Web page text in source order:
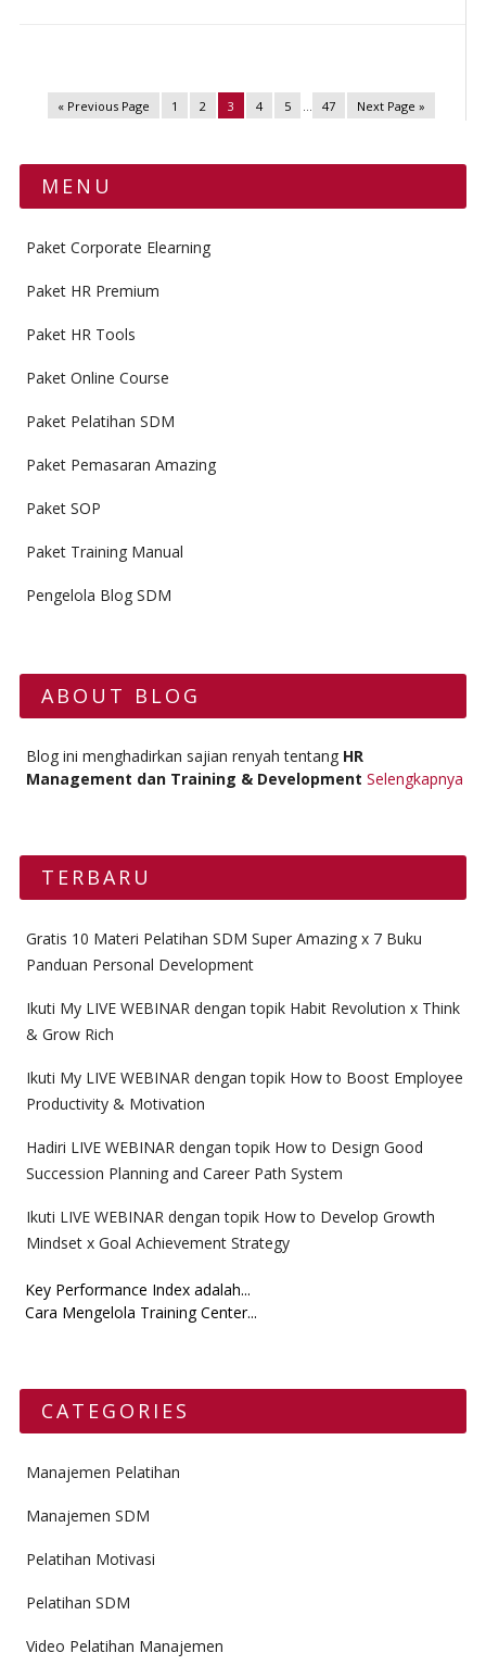
« Previous Page 1 2 3 4 5 … 47 Next Page »
MENU
Paket Corporate Elearning
Paket HR Premium
Paket HR Tools
Paket Online Course
Paket Pelatihan SDM
Paket Pemasaran Amazing
Paket SOP
Paket Training Manual
Pengelola Blog SDM
ABOUT BLOG
Blog ini menghadirkan sajian renyah tentang HR
Management dan Training & Development Selengkapnya
TERBARU
Gratis 10 Materi Pelatihan SDM Super Amazing x 7 Buku
Panduan Personal Development
Ikuti My LIVE WEBINAR dengan topik Habit Revolution x Think
& Grow Rich
Ikuti My LIVE WEBINAR dengan topik How to Boost Employee
Productivity & Motivation
Hadiri LIVE WEBINAR dengan topik How to Design Good
Succession Planning and Career Path System
Ikuti LIVE WEBINAR dengan topik How to Develop Growth
Mindset x Goal Achievement Strategy
Key Performance Index adalah...
Cara Mengelola Training Center...
CATEGORIES
Manajemen Pelatihan
Manajemen SDM
Pelatihan Motivasi
Pelatihan SDM
Video Pelatihan Manajemen